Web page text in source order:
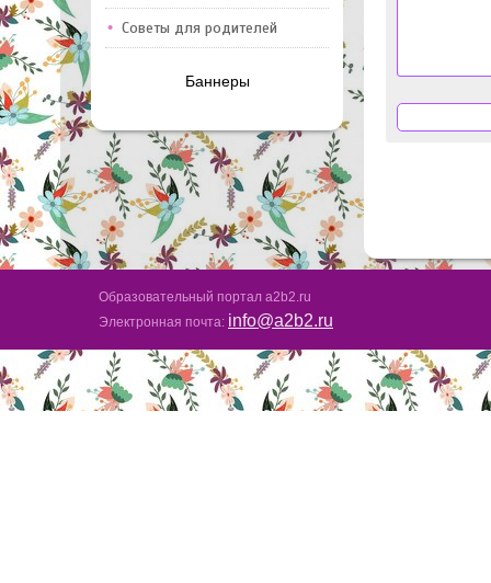
Советы для родителей
Баннеры
Образовательный портал a2b2.ru
Электронная почта: info@a2b2.ru